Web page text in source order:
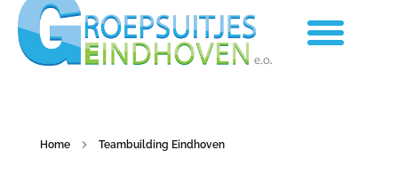
Home Teambuilding Eindhoven